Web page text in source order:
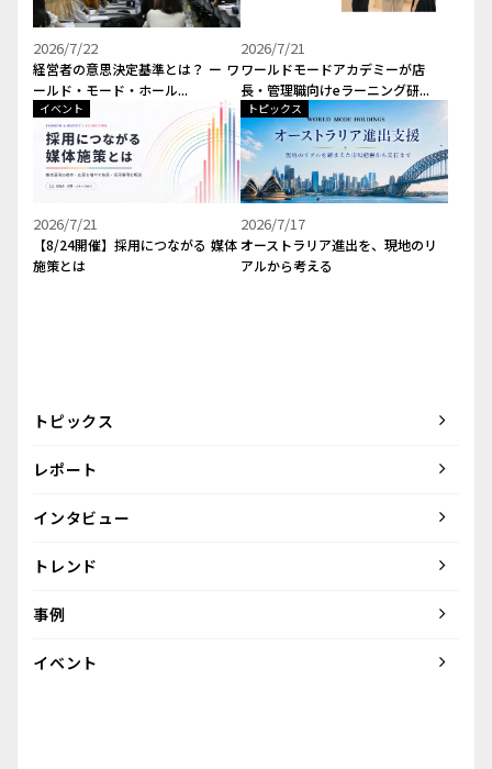
2026/7/22
経営者の意思決定基準とは？ ー ワ
ールド・モード・ホール...
2026/7/21
ワールドモードアカデミーが店
長・管理職向けeラーニング研...
イベント
2026/7/21
【8/24開催】採用につながる 媒体
施策とは
トピックス
2026/7/17
オーストラリア進出を、現地のリ
アルから考える
トピックス
レポート
インタビュー
トレンド
事例
イベント